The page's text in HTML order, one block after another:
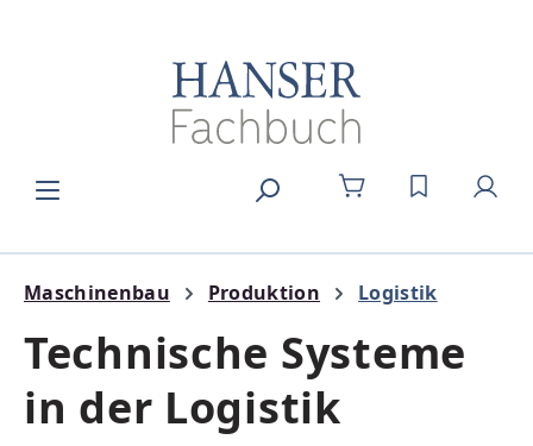
DU HAST 0
Maschinenbau Produktion Logistik
Technische Systeme
in der Logistik